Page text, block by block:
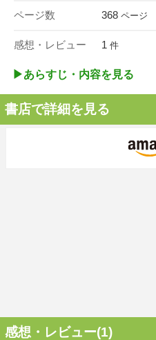
ページ数 368 ページ
感想・レビュー 1 件
▶︎あらすじ・内容を見る
書店で詳細を見る
感想・レビュー(1)